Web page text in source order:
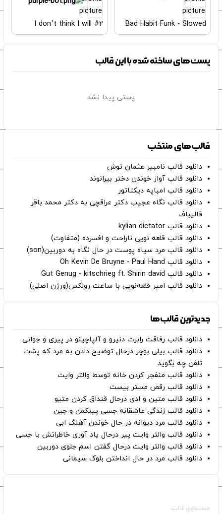
Bad Habit Funk - Slowed
I don’t think I will #2
پست‌های ساخته شده با این قالب
پستی پیدا نشد
قالب‌های منتخب
دانلود قالب نامبیر عثمان ‌توش
دانلود قالب آواز خوندن دختر بیرانوند
دانلود قالب امباپه دیکتاتور
دانلود قالب نگاه عجیب دکتر عراقچی به دکتر محمد باقر
قالیباف
دانلود قالب kylian dictator
دانلود قالب قلعه نویی ناراحت و افسرده (متفاوت)
دانلود قالب مرد سیاه پوست در حال نگاه به دوربین(son)
دانلود قالب Oh Kevin De Bruyne - Paul Hand
دانلود قالب Gut Genug - kitschrieg ft. Shirin david
دانلود قالب امیر قلعه‌نویی با ساعت رولکس(ورژن اصلی)
جدیدترین قالب‌ها
دانلود قالب رفاقت رابرت دنیرو و آلپاچینو در پیری و جوانی
دانلود قالب بیلی بوچر درحال توضیح دادن به مرد که پشت
تلفن چه بگوید
دانلود قالب منفجر کردن خانه توسط والتر وایت
دانلود قالب رقص مستر بیست
دانلود قالب متین و ادی درحال قنداق کردن متیو
دانلود قالب زندگی عاشقانه جسی پینکمن و جین
دانلود قالب مرد دیوانه در حال خوندن آهنگ ابی
دانلود قالب والتر وایت پیر درحال یاد آوری خاطراتش با جسی
دانلود قالب والتر وایت درحال گفتن اسم جلوی دوربین
دانلود قالب مرد در حال انداختن بلوک سیمانی
جستجوی قالب